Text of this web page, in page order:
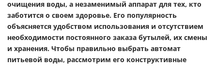
очищения воды, а незаменимый аппарат для тех, кто
заботится о своем здоровье. Его популярность
объясняется удобством использования и отсутствием
необходимости постоянного заказа бутылей, их смены
и хранения. Чтобы правильно выбрать автомат
питьевой воды, рассмотрим его конструктивные